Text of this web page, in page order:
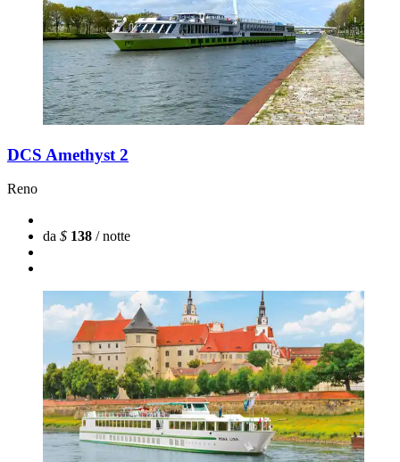
DCS Amethyst 2
Reno
da $ 138 / notte